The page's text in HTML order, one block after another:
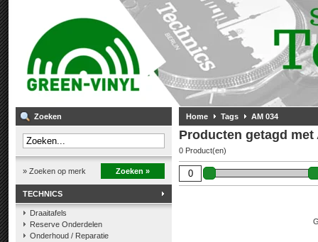
Zoeken
» Zoeken op merk Zoeken »
TECHNICS
Draaitafels
Reserve Onderdelen
Onderhoud / Reparatie
Home Tags AM 034
Producten getagd met
0 Product(en)